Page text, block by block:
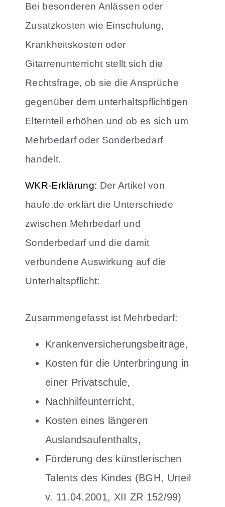
Bei besonderen Anlässen oder
Zusatzkosten wie Einschulung,
Krankheitskosten oder
Gitarrenunterricht stellt sich die
Rechtsfrage, ob sie die Ansprüche
gegenüber dem unterhaltspflichtigen
Elternteil erhöhen und ob es sich um
Mehrbedarf oder Sonderbedarf
handelt.
WKR-Erklärung: Der Artikel von
haufe.de erklärt die Unterschiede
zwischen Mehrbedarf und
Sonderbedarf und die damit
verbundene Auswirkung auf die
Unterhaltspflicht:
Zusammengefasst ist Mehrbedarf:
Krankenversicherungsbeiträge,
Kosten für die Unterbringung in
einer Privatschule,
Nachhilfeunterricht,
Kosten eines längeren
Auslandsaufenthalts,
Förderung des künstlerischen
Talents des Kindes (BGH, Urteil
v. 11.04.2001, XII ZR 152/99)